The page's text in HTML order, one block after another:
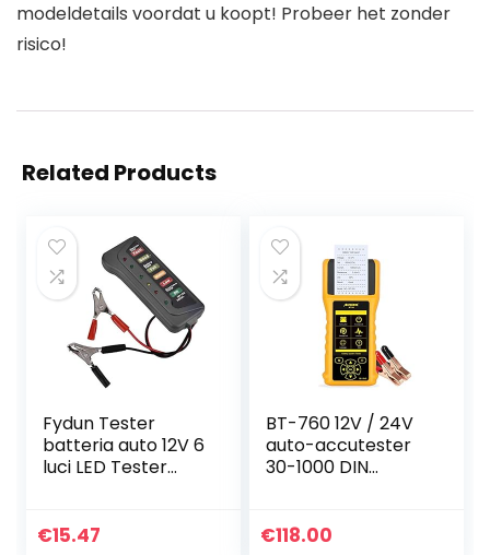
modeldetails voordat u koopt! Probeer het zonder
risico!
Related Products
Fydun Tester
batteria auto 12V 6
luci LED Tester
multifunzione per
€15.47
BT-760 12V / 24V
auto-accutester
30-1000 DIN
hap met
€118.00